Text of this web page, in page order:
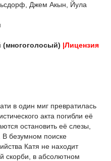
Джем Акын, Йула
|Лицензия
в один миг превратилась
акта погибли её
остановить её слезы,
В безумном поиске
Катя не находит
скорби, в абсолютном